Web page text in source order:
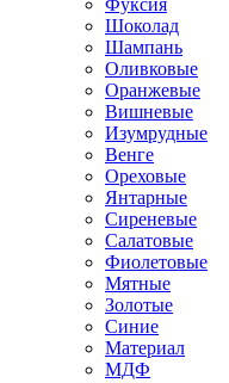
Фуксия
Шоколад
Шампань
Оливковые
Оранжевые
Вишневые
Изумрудные
Венге
Ореховые
Янтарные
Сиреневые
Салатовые
Фиолетовые
Мятные
Золотые
Синие
Материал
МДФ